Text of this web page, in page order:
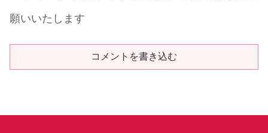
願いいたします
コメントを書き込む